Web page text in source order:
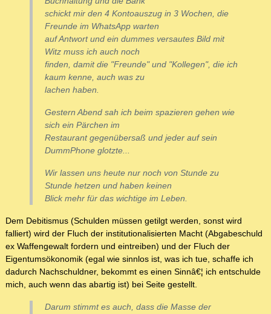
schickt mir den 4 Kontoauszug in 3 Wochen, die
Freunde im WhatsApp warten
auf Antwort und ein dummes versautes Bild mit
Witz muss ich auch noch
finden, damit die "Freunde" und "Kollegen", die ich
kaum kenne, auch was zu
lachen haben.
Gestern Abend sah ich beim spazieren gehen wie
sich ein Pärchen im
Restaurant gegenübersaß und jeder auf sein
DummPhone glotzte...
Wir lassen uns heute nur noch von Stunde zu
Stunde hetzen und haben keinen
Blick mehr für das wichtige im Leben.
Dem Debitismus (Schulden müssen getilgt werden, sonst wird
falliert) wird der Fluch der institutionalisierten Macht (Abgabeschuld
ex Waffengewalt fordern und eintreiben) und der Fluch der
Eigentumsökonomik (egal wie sinnlos ist, was ich tue, schaffe ich
dadurch Nachschuldner, bekommt es einen Sinnâ€¦ ich entschulde
mich, auch wenn das abartig ist) bei Seite gestellt.
Darum stimmt es auch, dass die Masse der